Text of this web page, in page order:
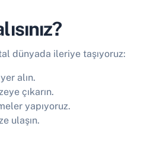
dünyada ileriye taşıyoruz:
alın.
çıkarın.
yapıyoruz.
ulaşın.